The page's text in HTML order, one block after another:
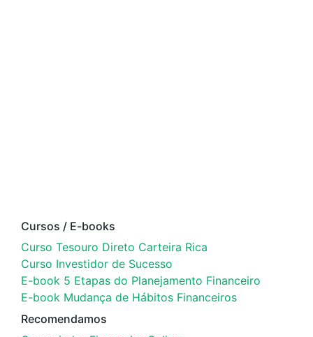
Cursos / E-books
Curso Tesouro Direto Carteira Rica
Curso Investidor de Sucesso
E-book 5 Etapas do Planejamento Financeiro
E-book Mudança de Hábitos Financeiros
Recomendamos